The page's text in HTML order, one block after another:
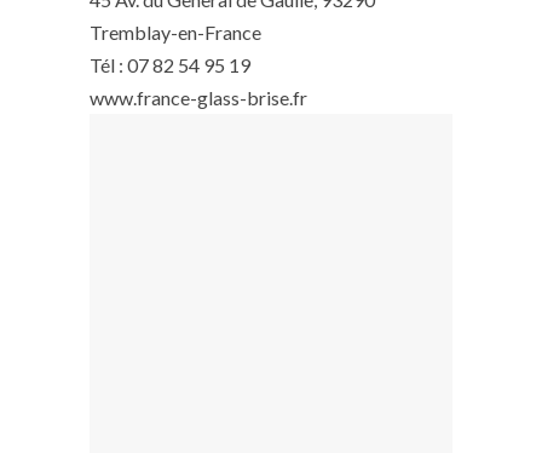
Tremblay-en-France
Tél : 07 82 54 95 19
www.france-glass-brise.fr